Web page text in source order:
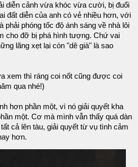
diễn cảnh vừa khóc vừa cười, bị đuổi
đất diễn của anh có vẻ nhiều hơn, với
phải phóng tốc độ ánh sáng về nhà lôi
cho đỡ bị phá hình tượng. Chứ vai
lãng xẹt lại còn "dê già" là sao
xem thì ráng coi nốt cũng được coi
qua nhé!)
hơn phần một, vì nó giải quyết kha
một. Cơ mà mình vẫn thấy quá dàn
cả lên tàu, giải quyết từ vụ tình cảm
hơn.